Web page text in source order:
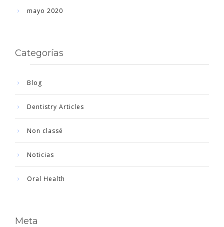
mayo 2020
Categorías
Blog
Dentistry Articles
Non classé
Noticias
Oral Health
Meta